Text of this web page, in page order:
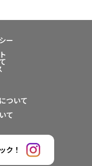
ー
ついて
て
ク！